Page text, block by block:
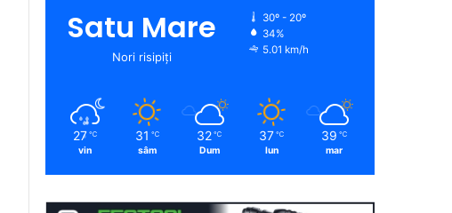
Satu Mare
Nori risipiți
30º - 20º
34%
5.01 km/h
27 ℃
vin
31 ℃
sâm
32 ℃
Dum
37 ℃
lun
39 ℃
mar